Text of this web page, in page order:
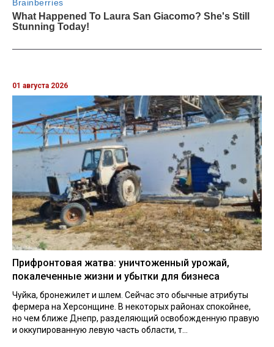
01 августа 2026
Прифронтовая жатва: уничтоженный урожай,
покалеченные жизни и убытки для бизнеса
Чуйка, бронежилет и шлем. Сейчас это обычные атрибуты
фермера на Херсонщине. В некоторых районах спокойнее,
но чем ближе Днепр, разделяющий освобожденную правую
и оккупированную левую часть области, т...